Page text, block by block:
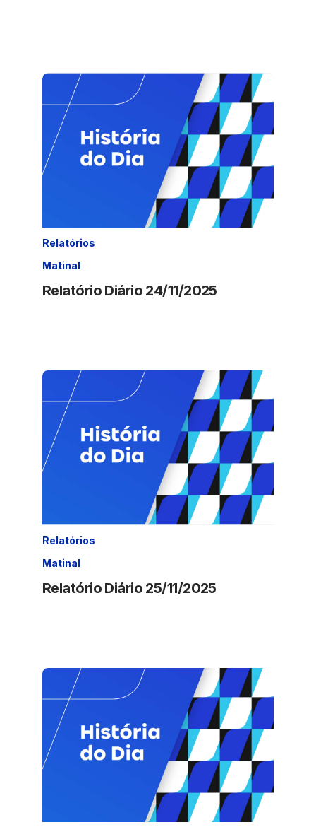
Relatórios
Matinal
Relatório Diário 24/11/2025
Relatórios
Matinal
Relatório Diário 25/11/2025